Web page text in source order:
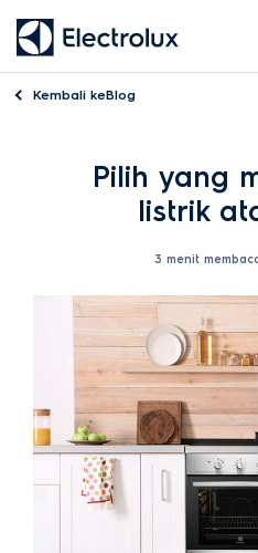
Kembali keBlog
Pilih yang
listrik
3 menit